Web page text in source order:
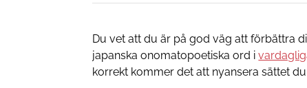
Du vet att du är på god väg att förbättra
japanska onomatopoetiska ord i
korrekt kommer det att nyansera sättet